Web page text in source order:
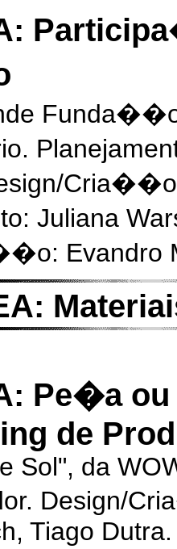
Juliana
Evandro
Pe�a
de
Sol", da
Design/
Tiago